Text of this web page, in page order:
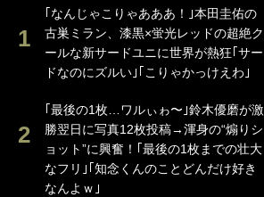
｢なんじゃこりゃあああ！｣本田圭佑の
古巣ミラン、漆黒×蛍光レッドの超絶ク
ールな新サードユニに世界が熱狂｢サー
ドなのにズルい｣｢こりゃかっけえわ｣
｢最後の1枚…ワルぃゎ〜｣鈴木優磨が激
勝翌日に写真12枚投稿→渾身の“煽りシ
ョット”に興奮！｢最後の1枚までの壮大
なフリ｣｢知念くんのことどんだけ好き
なんよｗ｣